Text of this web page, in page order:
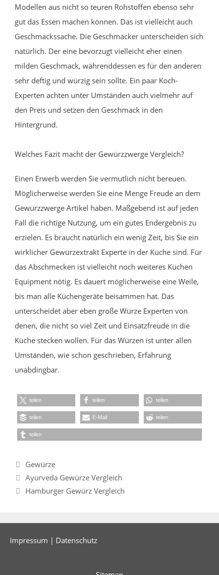
Modellen aus nicht so teuren Rohstoffen ebenso sehr
gut das Essen machen können. Das ist vielleicht auch
Geschmackssache. Die Geschmäcker unterscheiden sich
natürlich. Der eine bevorzugt vielleicht eher einen
milden Geschmack, währenddessen es für den anderen
sehr deftig und würzig sein sollte. Ein paar Koch-
Experten achten unter Umständen auch vielmehr auf
den Preis und setzen den Geschmack in den
Hintergrund.
Welches Fazit macht der Gewürzzwerge Vergleich?
Einen Erwerb werden Sie vermutlich nicht bereuen.
Möglicherweise werden Sie eine Menge Freude an dem
Gewürzzwerge Artikel haben. Maßgebend ist auf jeden
Fall die richtige Nutzung, um ein gutes Endergebnis zu
erzielen. Es braucht natürlich ein wenig Zeit, bis Sie ein
wirklicher Gewürzextrakt Experte in der Küche sind. Für
das Abschmecken ist vielleicht noch weiteres Küchen
Equipment nötig. Es dauert möglicherweise eine Weile,
bis man alle Küchengeräte beisammen hat. Das
unterscheidet aber eben große Würze Experten von
denen, die nicht so viel Zeit und Einsatzfreude in die
Küche stecken wollen. Für das Würzen ist unter allen
Umständen, wie schon geschrieben, Erfahrung
unabdingbar.
teilen teilen teilen
teilen E-Mail teilen
teilen
Kategorien
Gewürze
Ayurveda Gewürze Vergleich
Hamburger Gewürz Vergleich
Impressum | Datenschutz